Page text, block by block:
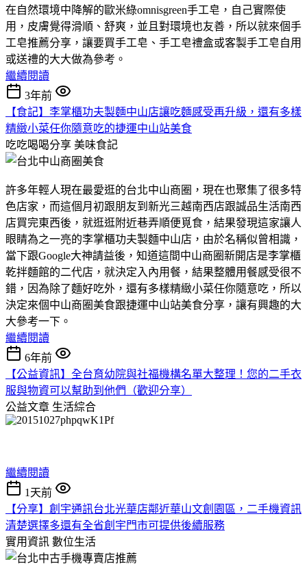
在自然環境中降解的歐米綠omnisgreen手工皂，自己實際使
用，皮膚覺得滑順、舒爽，並且對環境也友善，所以就來個手
工皂推薦分享，讓要買手工皂、手工皂禮盒或客製手工皂自用
或送禮的大大做為參考。
繼續閱讀
3年前
【食記】李掌櫃功夫製麵中山店讓吃麵感受再升級，還有多樣
精緻小菜任你隨意吃的捷運中山站美食
吃吃喝喝分享 美味食記
許多年輕人現在最愛逛的台北中山商圈，現在也聚集了很多特
色店家，而這個月初跟朋友到新光三越南西店跟誠品生活南西
店買完東西後，就逛逛附近巷弄順便覓食，結果發現這家讓人
眼睛為之一亮的李掌櫃功夫製麵中山店，由於名稱似曾相識，
當下跟Google大神請益後，知道這間中山商圈新開店是李掌櫃
乾拌麵館的二代店，就決定入內用餐，結果整體用餐感受很不
錯，因為除了麵好吃外，還有多樣精緻小菜任你隨意吃，所以
決定來個中山商圈美食跟捷運中山站美食分享，讓有興趣的大
大參考一下。
繼續閱讀
6年前
【公益資訊】全台育幼院與社福機構名單大整理！您的二手衣
服與物資可以幫助到他們（歡迎分享）
公益文章 生活綜合
繼續閱讀
1天前
【分享】創宇通訊台北光華店鄰近華山文創園區，二手機資訊
清楚選擇多還有全省創宇門市可提供後續服務
實用資訊 數位生活